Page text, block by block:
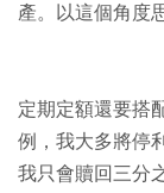
產。以這個角度
定期定額還要搭
例，我大多將停
我只會贖回三分